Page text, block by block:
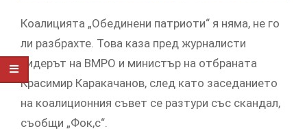
Коалицията „Обединени патриоти“ я няма, не го
ли разбрахте. Това каза пред журналисти
лидерът на ВМРО и министър на отбраната
Красимир Каракачанов, след като заседанието
на коалиционния съвет се разтури със скандал,
съобщи „Фок,с“.